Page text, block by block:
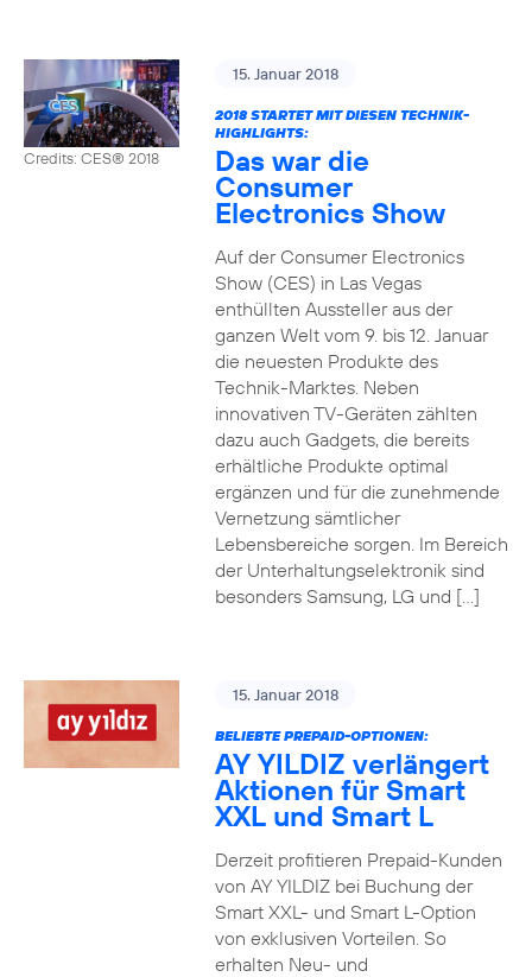
Credits: CES® 2018
15. Januar 2018
2018 STARTET MIT DIESEN TECHNIK-
HIGHLIGHTS:
Das war die
Consumer
Electronics Show
Auf der Consumer Electronics
Show (CES) in Las Vegas
enthüllten Aussteller aus der
ganzen Welt vom 9. bis 12. Januar
die neuesten Produkte des
Technik-Marktes. Neben
innovativen TV-Geräten zählten
dazu auch Gadgets, die bereits
erhältliche Produkte optimal
ergänzen und für die zunehmende
Vernetzung sämtlicher
Lebensbereiche sorgen. Im Bereich
der Unterhaltungselektronik sind
besonders Samsung, LG und […]
15. Januar 2018
BELIEBTE PREPAID-OPTIONEN:
AY YILDIZ verlängert
Aktionen für Smart
XXL und Smart L
Derzeit profitieren Prepaid-Kunden
von AY YILDIZ bei Buchung der
Smart XXL- und Smart L-Option
von exklusiven Vorteilen. So
erhalten Neu- und